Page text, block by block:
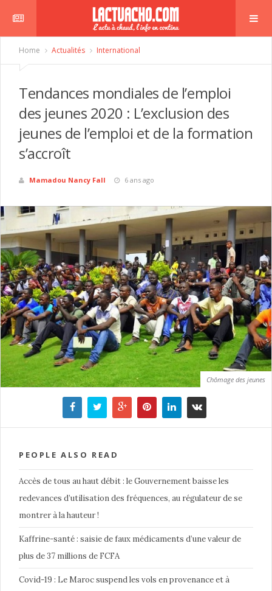
Home Actualités International
Tendances mondiales de l’emploi
des jeunes 2020 : L’exclusion des
jeunes de l’emploi et de la formation
s’accroît
Mamadou Nancy Fall 6 ans ago
Chômage des jeunes
PEOPLE ALSO READ
Accès de tous au haut débit : le Gouvernement baisse les
redevances d’utilisation des fréquences, au régulateur de se
montrer à la hauteur !
Kaffrine-santé : saisie de faux médicaments d’une valeur de
plus de 37 millions de FCFA
Covid-19 : Le Maroc suspend les vols en provenance et à